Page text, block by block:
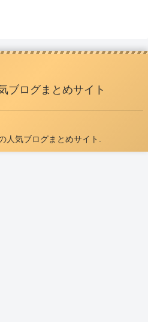
ブログまとめサイト
人気ブログまとめサイト.